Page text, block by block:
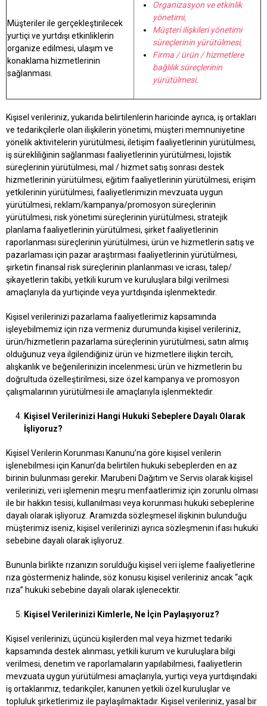
Müşteriler ile gerçekleştirilecek
yurtiçi ve yurtdışı etkinliklerin
organize edilmesi, ulaşım ve
konaklama hizmetlerinin
sağlanması.
Organizasyon ve etkinlik
yönetimi,
Müşteri ilişkileri yönetimi
süreçlerinin yürütülmesi,
Firma / ürün / hizmetlere
bağlılık süreçlerinin
yürütülmesi.
Kişisel verileriniz, yukarıda belirtilenlerin haricinde ayrıca, iş ortakları
ve tedarikçilerle olan ilişkilerin yönetimi, müşteri memnuniyetine
yönelik aktivitelerin yürütülmesi, iletişim faaliyetlerinin yürütülmesi,
iş sürekliliğinin sağlanması faaliyetlerinin yürütülmesi, lojistik
süreçlerinin yürütülmesi, mal / hizmet satış sonrası destek
hizmetlerinin yürütülmesi, eğitim faaliyetlerinin yürütülmesi, erişim
yetkilerinin yürütülmesi, faaliyetlerimizin mevzuata uygun
yürütülmesi, reklam/kampanya/promosyon süreçlerinin
yürütülmesi, risk yönetimi süreçlerinin yürütülmesi, stratejik
planlama faaliyetlerinin yürütülmesi, şirket faaliyetlerinin
raporlanması süreçlerinin yürütülmesi, ürün ve hizmetlerin satış ve
pazarlaması için pazar araştırması faaliyetlerinin yürütülmesi,
şirketin finansal risk süreçlerinin planlanması ve icrası, talep/
şikayetlerin takibi, yetkili kurum ve kuruluşlara bilgi verilmesi
amaçlarıyla da yurtiçinde veya yurtdışında işlenmektedir.
Kişisel verilerinizi pazarlama faaliyetlerimiz kapsamında
işleyebilmemiz için rıza vermeniz durumunda kişisel verileriniz,
ürün/hizmetlerin pazarlama süreçlerinin yürütülmesi, satın almış
olduğunuz veya ilgilendiğiniz ürün ve hizmetlere ilişkin tercih,
alışkanlık ve beğenilerinizin incelenmesi; ürün ve hizmetlerin bu
doğrultuda özelleştirilmesi, size özel kampanya ve promosyon
çalışmalarının yürütülmesi ile amaçlarıyla işlenmektedir.
Kişisel Verilerinizi Hangi Hukuki Sebeplere Dayalı Olarak
İşliyoruz?
Kişisel Verilerin Korunması Kanunu’na göre kişisel verilerin
işlenebilmesi için Kanun’da belirtilen hukuki sebeplerden en az
birinin bulunması gerekir. Marubeni Dağıtım ve Servis olarak kişisel
verilerinizi, veri işlemenin meşru menfaatlerimiz için zorunlu olması
ile bir hakkın tesisi, kullanılması veya korunması hukuki sebeplerine
dayalı olarak işliyoruz. Aramızda sözleşmesel ilişkinin bulunduğu
müşterimiz iseniz, kişisel verilerinizi ayrıca sözleşmenin ifası hukuki
sebebine dayalı olarak işliyoruz.
Bununla birlikte rızanızın sorulduğu kişisel veri işleme faaliyetlerine
rıza göstermeniz halinde, söz konusu kişisel verileriniz ancak “açık
rıza” hukuki sebebine dayalı olarak işlenecektir.
Kişisel Verilerinizi Kimlerle, Ne İçin Paylaşıyoruz?
Kişisel verilerinizi, üçüncü kişilerden mal veya hizmet tedariki
kapsamında destek alınması, yetkili kurum ve kuruluşlara bilgi
verilmesi, denetim ve raporlamaların yapılabilmesi, faaliyetlerin
mevzuata uygun yürütülmesi amaçlarıyla, yurtiçi veya yurtdışındaki
iş ortaklarımız, tedarikçiler, kanunen yetkili özel kuruluşlar ve
topluluk şirketlerimiz ile paylaşılmaktadır. Kişisel verileriniz, yasal bir